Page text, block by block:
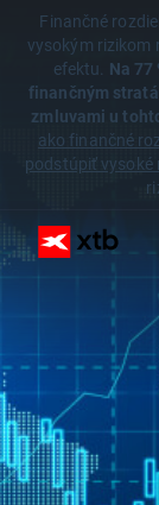
Finančné
vysokým rizikom
efektu. Na
finančným
zmluvami u
ako finančné
podstúpiť vysoké